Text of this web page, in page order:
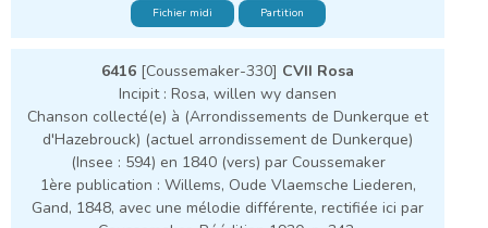
Fichier midi Partition
6416 [Coussemaker-330] CVII Rosa
Incipit : Rosa, willen wy dansen
Chanson collecté(e) à (Arrondissements de Dunkerque et
d'Hazebrouck) (actuel arrondissement de Dunkerque)
(Insee : 594) en 1840 (vers) par Coussemaker
1ère publication : Willems, Oude Vlaemsche Liederen,
Gand, 1848, avec une mélodie différente, rectifiée ici par